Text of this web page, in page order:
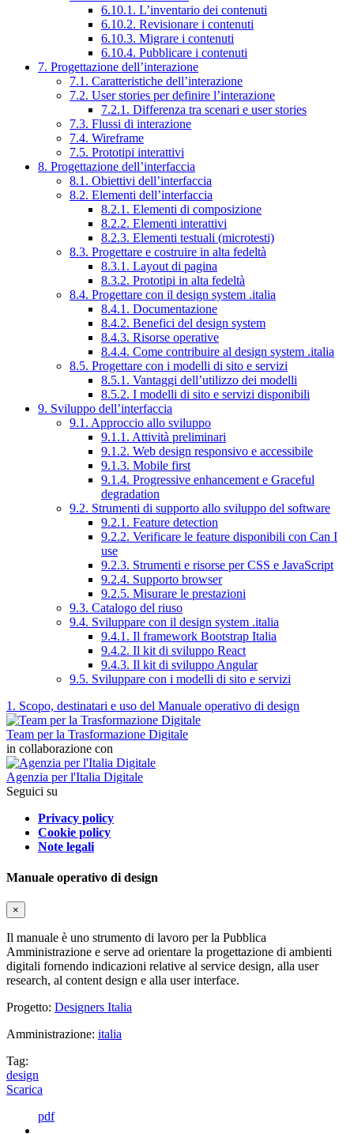
6.10.1. L’inventario dei contenuti
6.10.2. Revisionare i contenuti
6.10.3. Migrare i contenuti
6.10.4. Pubblicare i contenuti
7. Progettazione dell’interazione
7.1. Caratteristiche dell’interazione
7.2. User stories per definire l’interazione
7.2.1. Differenza tra scenari e user stories
7.3. Flussi di interazione
7.4. Wireframe
7.5. Prototipi interattivi
8. Progettazione dell’interfaccia
8.1. Obiettivi dell’interfaccia
8.2. Elementi dell’interfaccia
8.2.1. Elementi di composizione
8.2.2. Elementi interattivi
8.2.3. Elementi testuali (microtesti)
8.3. Progettare e costruire in alta fedeltà
8.3.1. Layout di pagina
8.3.2. Prototipi in alta fedeltà
8.4. Progettare con il design system .italia
8.4.1. Documentazione
8.4.2. Benefici del design system
8.4.3. Risorse operative
8.4.4. Come contribuire al design system .italia
8.5. Progettare con i modelli di sito e servizi
8.5.1. Vantaggi dell’utilizzo dei modelli
8.5.2. I modelli di sito e servizi disponibili
9. Sviluppo dell’interfaccia
9.1. Approccio allo sviluppo
9.1.1. Attività preliminari
9.1.2. Web design responsivo e accessibile
9.1.3. Mobile first
9.1.4. Progressive enhancement e Graceful
degradation
9.2. Strumenti di supporto allo sviluppo del software
9.2.1. Feature detection
9.2.2. Verificare le feature disponibili con Can I
use
9.2.3. Strumenti e risorse per CSS e JavaScript
9.2.4. Supporto browser
9.2.5. Misurare le prestazioni
9.3. Catalogo del riuso
9.4. Sviluppare con il design system .italia
9.4.1. Il framework Bootstrap Italia
9.4.2. Il kit di sviluppo React
9.4.3. Il kit di sviluppo Angular
9.5. Sviluppare con i modelli di sito e servizi
1. Scopo, destinatari e uso del Manuale operativo di design
Team per la Trasformazione Digitale
in collaborazione con
Agenzia per l'Italia Digitale
Seguici su
Privacy policy
Cookie policy
Note legali
Manuale operativo di design
×
Il manuale è uno strumento di lavoro per la Pubblica
Amministrazione e serve ad orientare la progettazione di ambienti
digitali fornendo indicazioni relative al service design, alla user
research, al content design e alla user interface.
Progetto: Designers Italia
Amministrazione: italia
Tag:
design
Scarica
pdf